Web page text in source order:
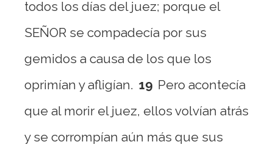
todos los días del juez; porque el
SEÑOR se compadecía por sus
gemidos a causa de los que los
oprimían y afligían. 19 Pero acontecía
que al morir el juez, ellos volvían atrás
y se corrompían aún más que sus